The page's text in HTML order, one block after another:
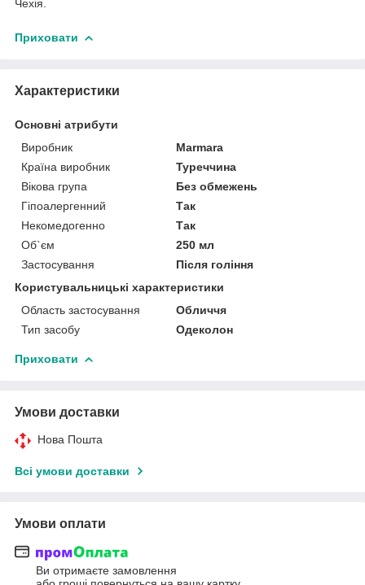
Чехія.
Приховати
Характеристики
Основні атрибути
Виробник
Marmara
Країна виробник
Туреччина
Вікова група
Без обмежень
Гіпоалергенний
Так
Некомедогенно
Так
Об`єм
250 мл
Застосування
Після гоління
Користувальницькі характеристики
Область застосування
Обличчя
Тип засобу
Одеколон
Приховати
Умови доставки
Нова Пошта
Всі умови доставки
Умови оплати
Ви отримаєте замовлення